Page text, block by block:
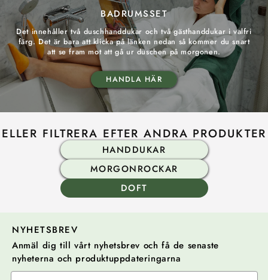
BADRUMSSET
Det innehåller två duschhanddukar och två gästhanddukar i valfri
färg. Det är bara att klicka på länken nedan så kommer du snart
att se fram mot att gå ur duschen på morgonen.
HANDLA HÄR
ELLER FILTRERA EFTER ANDRA PRODUKTER
HANDDUKAR
MORGONROCKAR
DOFT
NYHETSBREV
Anmäl dig till vårt nyhetsbrev och få de senaste
nyheterna och produktuppdateringarna